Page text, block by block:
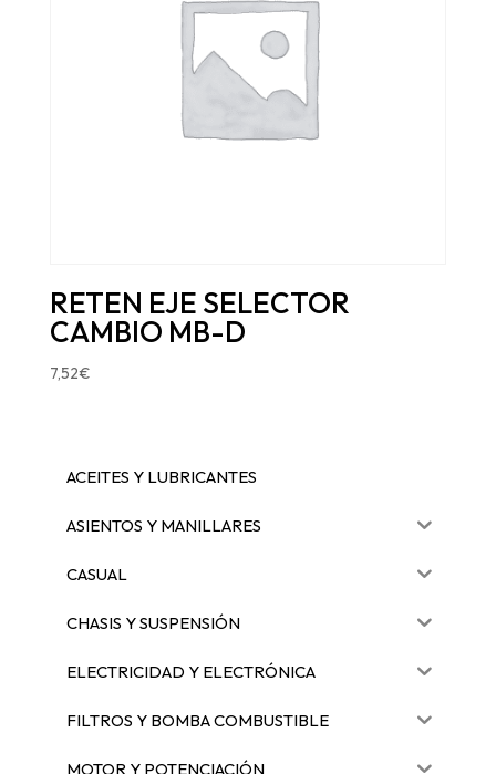
RETEN EJE SELECTOR
CAMBIO MB-D
7,52€
ACEITES Y LUBRICANTES
ASIENTOS Y MANILLARES
CASUAL
CHASIS Y SUSPENSIÓN
ELECTRICIDAD Y ELECTRÓNICA
FILTROS Y BOMBA COMBUSTIBLE
MOTOR Y POTENCIACIÓN